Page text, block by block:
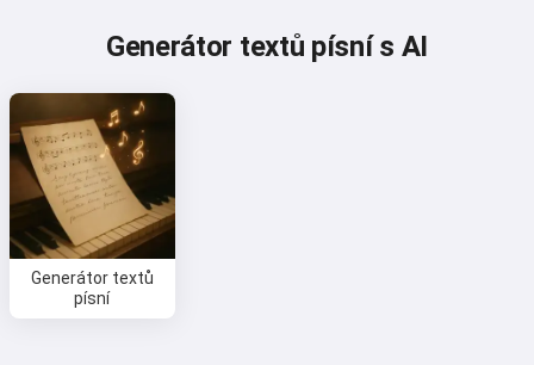
Generátor textů písní s AI
Generátor textů
písní